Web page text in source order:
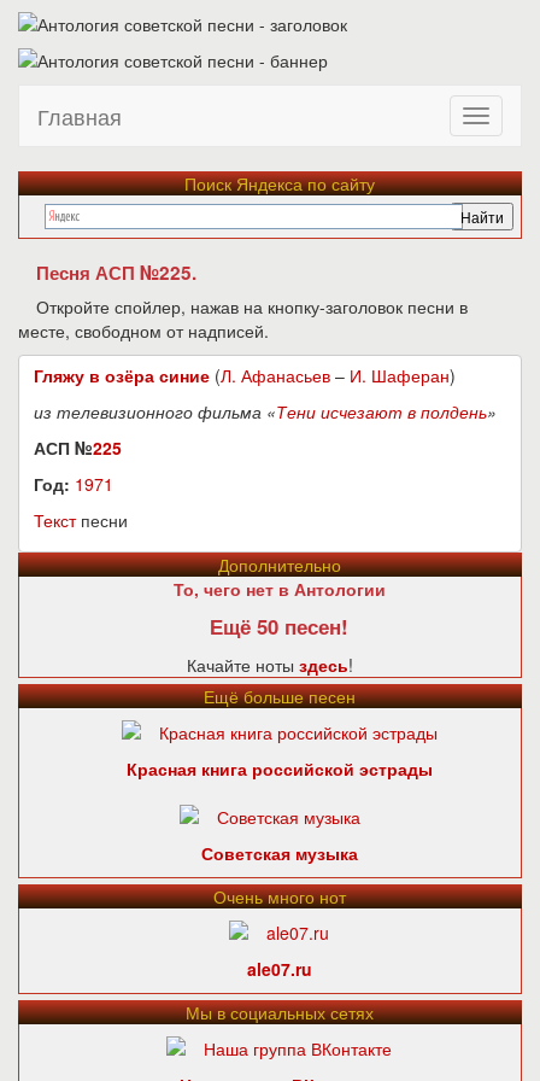
Главная
Поиск Яндекса по сайту
Песня АСП №225.
Откройте спойлер, нажав на кнопку-заголовок песни в
месте, свободном от надписей.
Гляжу в озёра синие (Л. Афанасьев – И. Шаферан)
из телевизионного фильма «Тени исчезают в полдень»
АСП №225
Год: 1971
Текстпесни
Дополнительно
То, чего нет в Антологии
Ещё 50 песен!
Качайте ноты здесь!
Ещё больше песен
Красная книга российской эстрады
Советская музыка
Очень много нот
ale07.ru
Мы в социальных сетях